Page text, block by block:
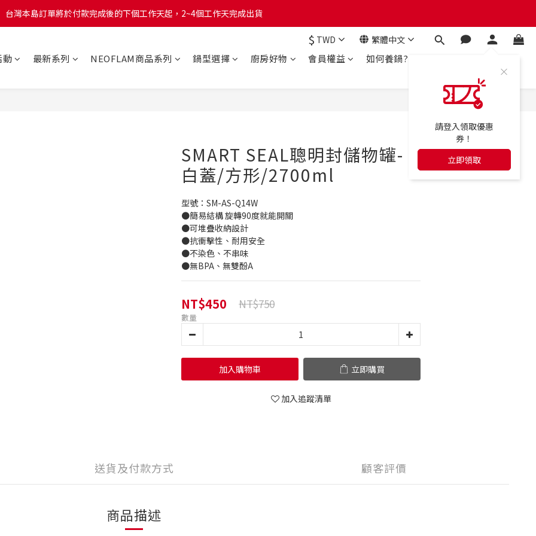
台灣本島訂單將於付款完成後的下個工作天起，2~4個工作天完成出貨
台灣本島訂單將於付款完成後的下個工作天起，2~4個工作天完成出貨
台灣本島訂單將於付款完成後的下個工作天起，2~4個工作天完成出貨
$ TWD 繁體中文
請登入領取優惠
券！
立即領取
動 最新系列 NEOFLAM商品系列 鍋型選擇 廚房好物 會員權益 如何養鍋?
SMART SEAL聰明封儲物罐-
白蓋/方形/2700ml
型號：SM-AS-Q14W
●簡易結構 旋轉90度就能開關
●可堆疊收納設計
●抗衝擊性、耐用安全
●不染色、不串味
●無BPA、無雙酚A
NT$450 NT$750
數量
加入購物車 立即購買
加入追蹤清單
送貨及付款方式 顧客評價
商品描述